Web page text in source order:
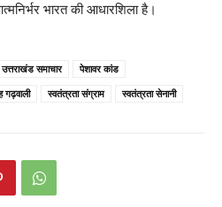
भारत की आधारशिला है।
उत्तराखंड समाचार
पेशावर कांड
गढ़वाली स्वतंत्रता संग्राम स्वतंत्रता सेनानी